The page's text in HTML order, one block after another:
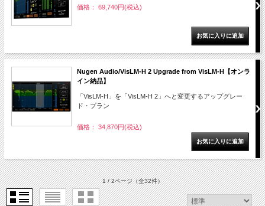
価格： 69,740円(税込)
Nugen Audio/VisLM-H 2 Upgrade from VisLM-H【オンラ
イン納品】
「VisLM-H」を「VisLM-H 2」へと変更するアップグレー
ド・プラン
価格： 34,870円(税込)
1 / 2ページ（全32件）